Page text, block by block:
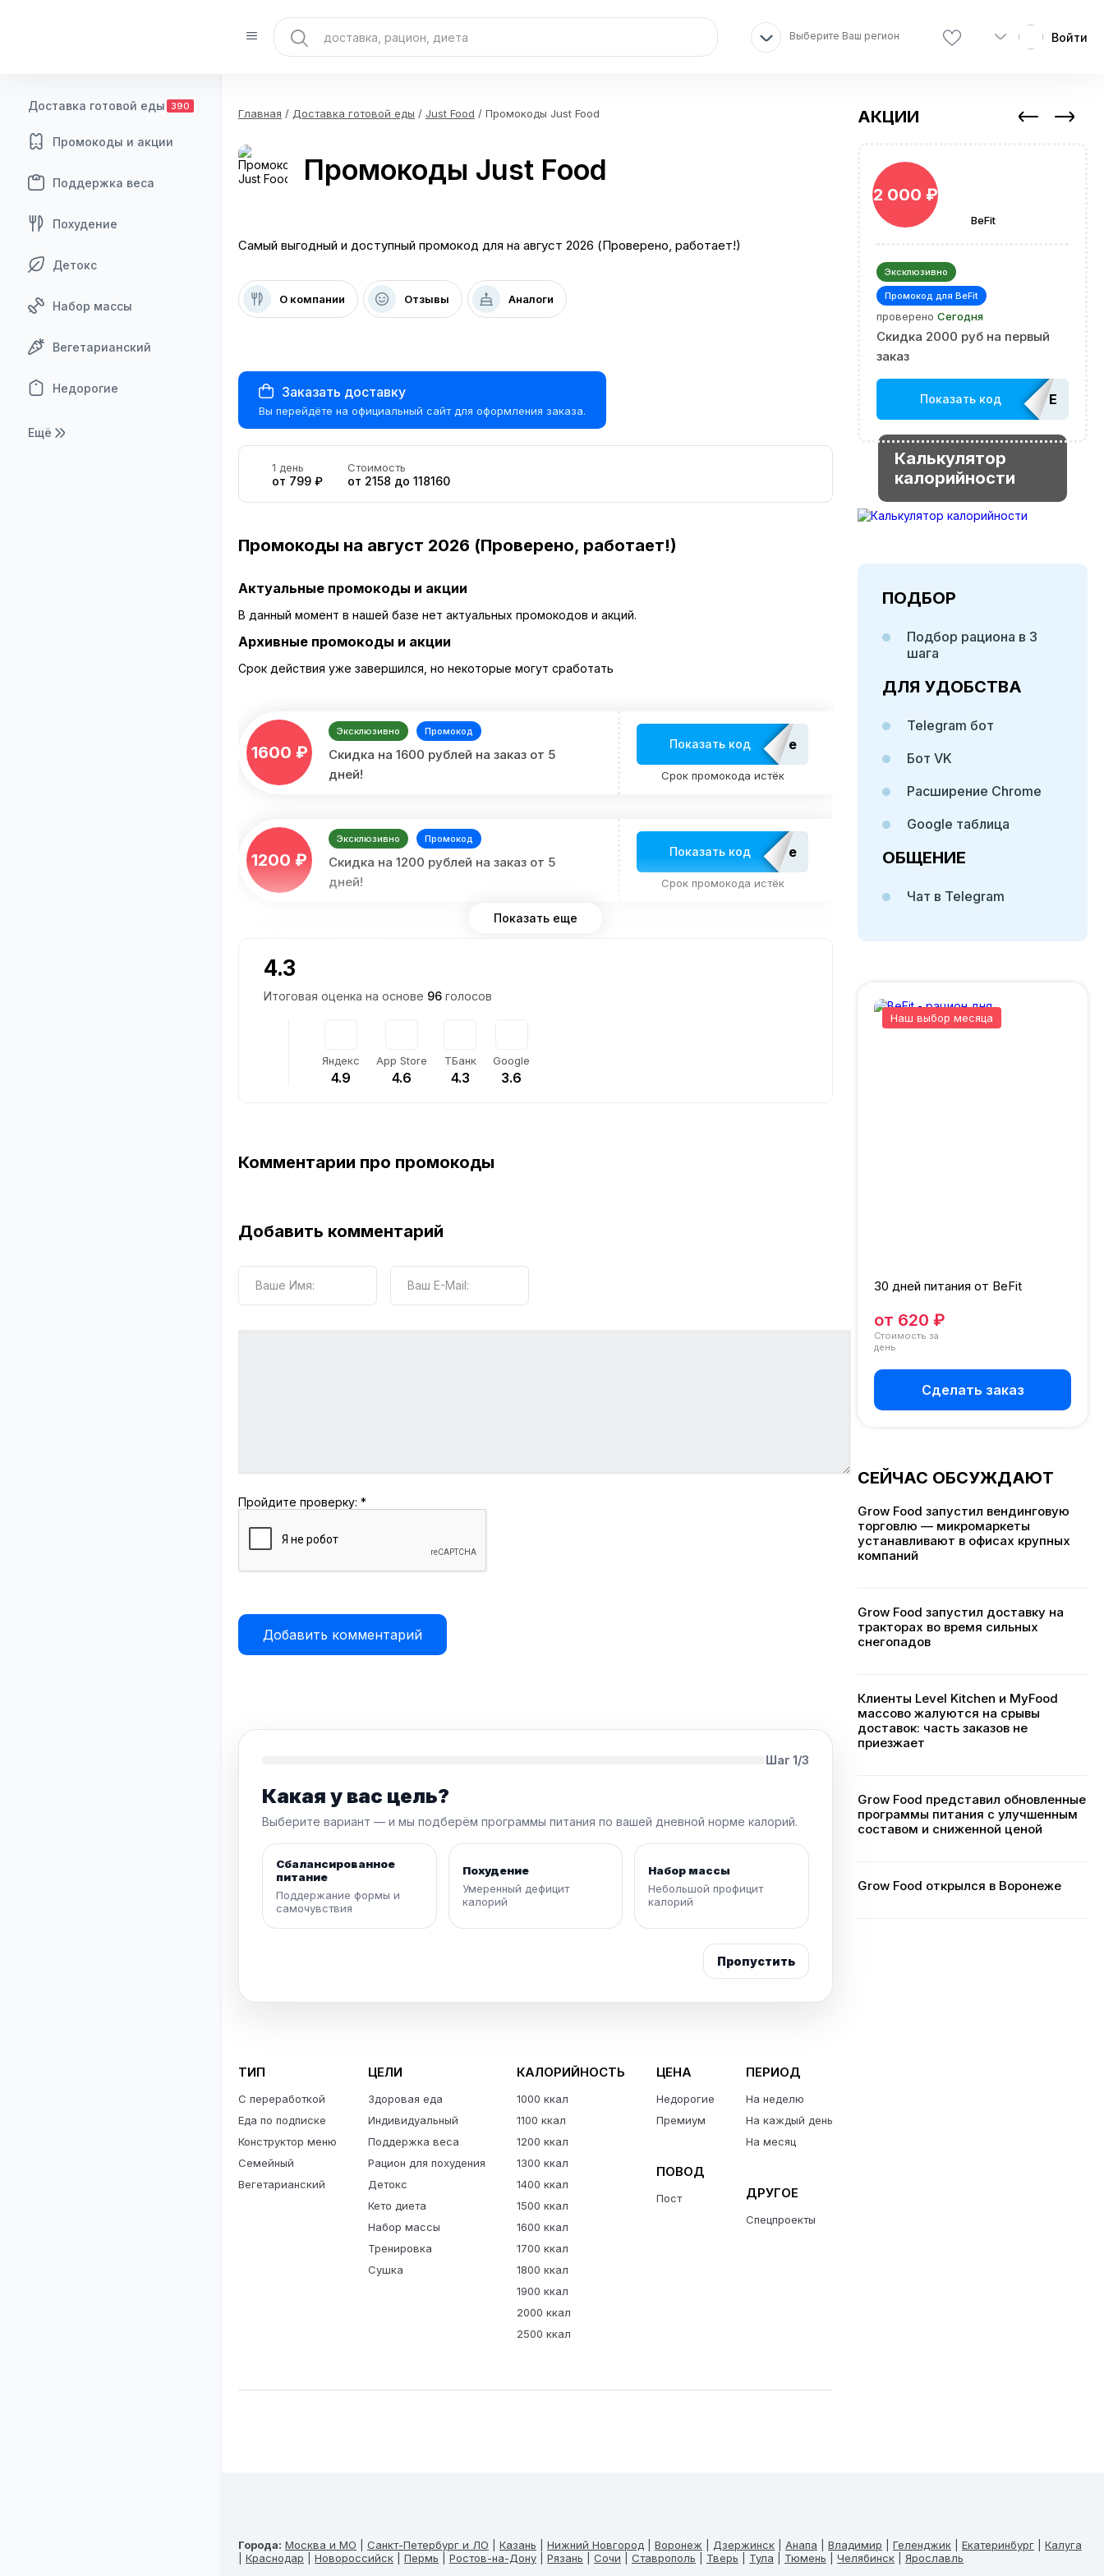
Выберите Ваш регион Войти
Доставка готовой еды 390
Промокоды и акции
Поддержка веса
Похудение
Детокс
Набор массы
Вегетарианский
Недорогие
Ещё
Главная / Доставка готовой еды / Just Food / Промокоды Just Food
Промокоды Just Food
Самый выгодный и доступный промокод для на август 2026 (Проверено, работает!)
О компании Отзывы Аналоги
Заказать доставку
Вы перейдёте на официальный сайт для оформления заказа.
1 день
от 799 ₽
Стоимость
от 2158 до 118160
Промокоды на август 2026 (Проверено, работает!)
Актуальные промокоды и акции
В данный момент в нашей базе нет актуальных промокодов и акций.
Архивные промокоды и акции
Срок действия уже завершился, но некоторые могут сработать
1600 ₽
Эксклюзивно Промокод
Скидка на 1600 рублей на заказ от 5
дней!
edatop
Показать код
Срок промокода истёк
1200 ₽
Эксклюзивно Промокод
Скидка на 1200 рублей на заказ от 5
дней!
edatop2021
Показать код
Срок промокода истёк
1500 ₽
любую программу
Скидка 1600р за любую первую
Показать еще
4.3
Итоговая оценка на основе 96 голосов
Яндекс
4.9
App Store
4.6
ТБанк
4.3
Google
3.6
Комментарии про промокоды
Добавить комментарий
Пройдите проверку: *
Шаг 1/3
Какая у вас цель?
Выберите вариант — и мы подберём программы питания по вашей дневной норме калорий.
Сбалансированное
питание
Поддержание формы и
самочувствия
Похудение
Умеренный дефицит
калорий
Набор массы
Небольшой профицит
калорий
Пропустить
ТИП
С переработкой
Еда по подписке
Конструктор меню
Семейный
Вегетарианский
ЦЕЛИ
Здоровая еда
Индивидуальный
Поддержка веса
Рацион для похудения
Детокс
Кето диета
Набор массы
Тренировка
Сушка
КАЛОРИЙНОСТЬ
1000 ккал
1100 ккал
1200 ккал
1300 ккал
1400 ккал
1500 ккал
1600 ккал
1700 ккал
1800 ккал
1900 ккал
2000 ккал
2500 ккал
ЦЕНА
Недорогие
Премиум
ПОВОД
Пост
ПЕРИОД
На неделю
На каждый день
На месяц
ДРУГОЕ
Спецпроекты
АКЦИИ
BeFit
2 000 ₽
Эксклюзивно
Промокод для BeFit
проверено Сегодня
Скидка 2000 руб на первый
заказ
Показать код
Калькулятор
калорийности
ПОДБОР
Подбор рациона в 3
шага
ДЛЯ УДОБСТВА
Telegram бот
Бот VK
Расширение Chrome
Google таблица
ОБЩЕНИЕ
Чат в Telegram
Наш выбор месяца
30 дней питания от BeFit
от 620 ₽
Стоимость за
день
Сделать заказ
СЕЙЧАС ОБСУЖДАЮТ
Grow Food запустил вендинговую
торговлю — микромаркеты
устанавливают в офисах крупных
компаний
Grow Food запустил доставку на
тракторах во время сильных
снегопадов
Клиенты Level Kitchen и MyFood
массово жалуются на срывы
доставок: часть заказов не
приезжает
Grow Food представил обновленные
программы питания с улучшенным
составом и сниженной ценой
Grow Food открылся в Воронеже
Города: Москва и МО Санкт-Петербург и ЛО Казань Нижний Новгород Воронеж Дзержинск Анапа Владимир Геленджик Екатеринбург
Калуга
Краснодар Новороссийск Пермь Ростов-на-Дону Рязань Сочи Ставрополь Тверь Тула Тюмень Челябинск Ярославль